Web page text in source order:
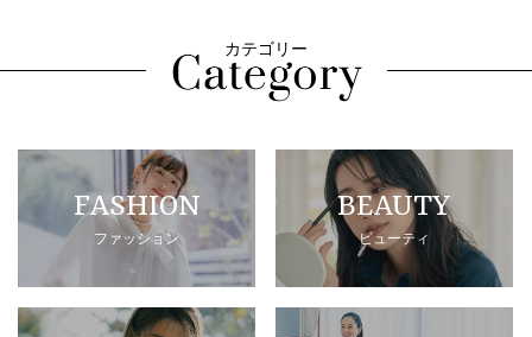
カテゴリー
FASHION
ファッション
BEAUTY
ビューティ